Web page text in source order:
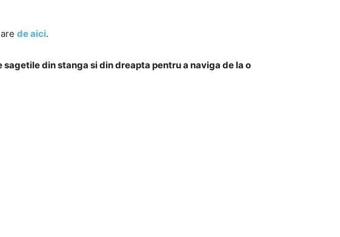
de aici.
din stanga si din dreapta pentru a naviga de la o